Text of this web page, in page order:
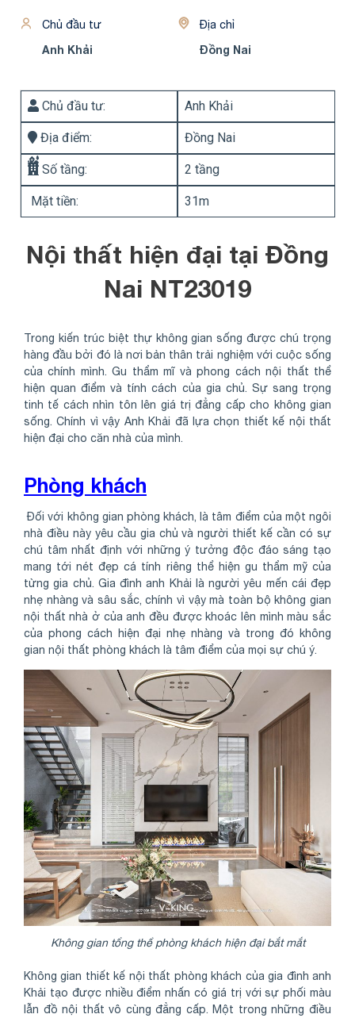
Chủ đầu tư
Anh Khải
Địa chỉ
Đồng Nai
Chủ đầu tư: Anh Khải
Địa điểm: Đồng Nai
Số tầng: 2 tầng
Mặt tiền: 31m
Nội thất hiện đại tại Đồng
Nai NT23019
Trong kiến trúc biệt thự không gian sống được chú trọng
hàng đầu bởi đó là nơi bản thân trải nghiệm với cuộc sống
của chính mình. Gu thẩm mĩ và phong cách nội thất thể
hiện quan điểm và tính cách của gia chủ. Sự sang trọng
tinh tế cách nhìn tôn lên giá trị đẳng cấp cho không gian
sống. Chính vì vậy Anh Khải đã lựa chọn thiết kế nội thất
hiện đại cho căn nhà của mình.
Phòng khách
Đối với không gian phòng khách, là tâm điểm của một ngôi
nhà điều này yêu cầu gia chủ và người thiết kế cần có sự
chú tâm nhất định với những ý tưởng độc đáo sáng tạo
mang tới nét đẹp cá tính riêng thể hiện gu thẩm mỹ của
từng gia chủ. Gia đình anh Khải là người yêu mến cái đẹp
nhẹ nhàng và sâu sắc, chính vì vậy mà toàn bộ không gian
nội thất nhà ở của anh đều được khoác lên mình màu sắc
của phong cách hiện đại nhẹ nhàng và trong đó không
gian nội thất phòng khách là tâm điểm của mọi sự chú ý.
Không gian tổng thể phòng khách hiện đại bắt mắt
Không gian thiết kế nội thất phòng khách của gia đình anh
Khải tạo được nhiều điểm nhấn có giá trị với sự phối màu
lẫn đồ nội thất vô cùng đẳng cấp. Một trong những điều